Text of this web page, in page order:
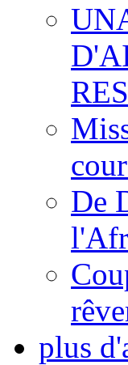
De
plus